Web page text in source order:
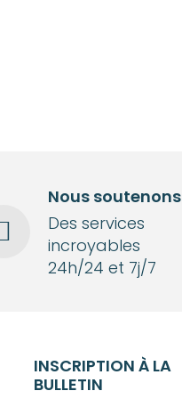
Nous soutenons
Des services
incroyables
24h/24 et 7j/7
INSCRIPTION À LA
BULLETIN